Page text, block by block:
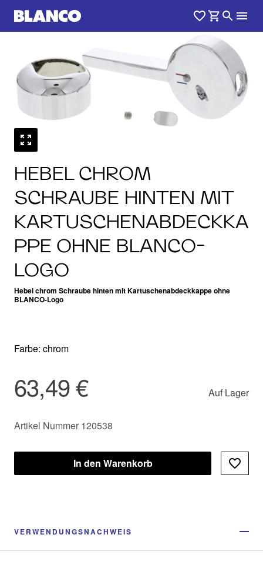
HEBEL CHROM
SCHRAUBE HINTEN MIT
KARTUSCHENABDECKKA
PPE OHNE BLANCO-
LOGO
Hebel chrom Schraube hinten mit Kartuschenabdeckkappe ohne
BLANCO-Logo
Farbe: chrom
63,49 € Auf Lager
Artikel Nummer 120538
In den Warenkorb
VERWENDUNGSNACHWEIS